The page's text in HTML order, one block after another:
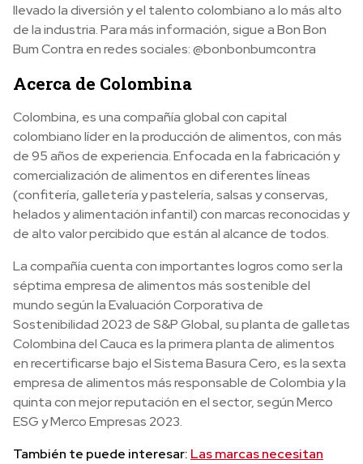
llevado la diversión y el talento colombiano a lo más alto
de la industria. Para más información, sigue a Bon Bon
Bum Contra en redes sociales: @bonbonbumcontra
Acerca de Colombina
Colombina, es una compañía global con capital
colombiano líder en la producción de alimentos, con más
de 95 años de experiencia. Enfocada en la fabricación y
comercialización de alimentos en diferentes líneas
(confitería, galletería y pastelería, salsas y conservas,
helados y alimentación infantil) con marcas reconocidas y
de alto valor percibido que están al alcance de todos.
La compañía cuenta con importantes logros como ser la
séptima empresa de alimentos más sostenible del
mundo según la Evaluación Corporativa de
Sostenibilidad 2023 de S&P Global, su planta de galletas
Colombina del Cauca es la primera planta de alimentos
en recertificarse bajo el Sistema Basura Cero, es la sexta
empresa de alimentos más responsable de Colombia y la
quinta con mejor reputación en el sector, según Merco
ESG y Merco Empresas 2023.
También te puede interesar: Las marcas necesitan